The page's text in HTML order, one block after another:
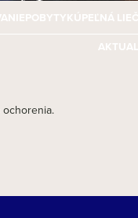
POBYTYKÚPEĽNÁ